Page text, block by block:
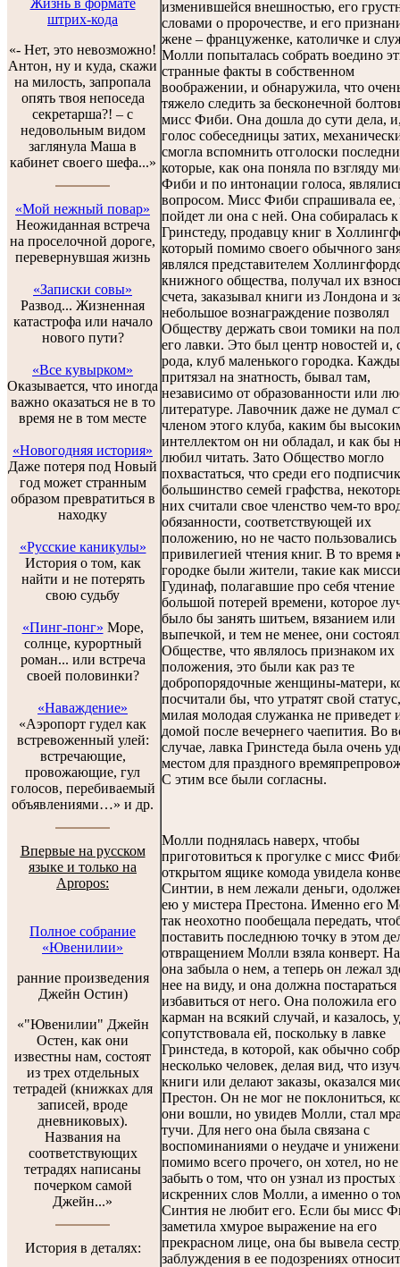
Жизнь в формате
штрих-кода
«- Нет, это невозможно!
Антон, ну и куда, скажи
на милость, запропала
опять твоя непоседа
секретарша?! – с
недовольным видом
заглянула Маша в
кабинет своего шефа...»
«Мой нежный повар»
Неожиданная встреча
на проселочной дороге,
перевернувшая жизнь
«Записки совы»
Развод... Жизненная
катастрофа или начало
нового пути?
«Все кувырком»
Оказывается, что иногда
важно оказаться не в то
время не в том месте
«Новогодняя история»
Даже потеря под Новый
год может странным
образом превратиться в
находку
«Русские каникулы»
История о том, как
найти и не потерять
свою судьбу
«Пинг-понг» Море,
солнце, курортный
роман... или встреча
своей половинки?
«Наваждение»
«Аэропорт гудел как
встревоженный улей:
встречающие,
провожающие, гул
голосов, перебиваемый
объявлениями…» и др.
Впервые на русском
языке и только на
Apropos:
Полное собрание
«Ювенилии»
ранние произведения
Джейн Остин)
«"Ювенилии" Джейн
Остен, как они
известны нам, состоят
из трех отдельных
тетрадей (книжках для
записей, вроде
дневниковых).
Названия на
соответствующих
тетрадях написаны
почерком самой
Джейн...»
История в деталях:
изменившейся внешностью, его
словами о пророчестве, и его
жене – француженке, католичке и
Молли попыталась собрать воедино
странные факты в собственном
воображении, и обнаружила, что
тяжело следить за бесконечной
мисс Фиби. Она дошла до сути дела,
голос собеседницы затих,
смогла вспомнить отголоски
которые, как она поняла по взгляду
Фиби и по интонации голоса,
вопросом. Мисс Фиби спрашивала ее,
пойдет ли она с ней. Она собиралась к
Гринстеду, продавцу книг в
который помимо своего обычного
являлся представителем
книжного общества, получал их
счета, заказывал книги из Лондона и
небольшое вознаграждение позволял
Обществу держать свои томики на
его лавки. Это был центр новостей и,
рода, клуб маленького городка.
притязал на знатность, бывал там,
независимо от образованности или
литературе. Лавочник даже не думал
членом этого клуба, каким бы
интеллектом он ни обладал, и как бы
любил читать. Зато Общество могло
похвастаться, что среди его
большинство семей графства,
них считали свое членство чем-то
обязанности, соответствующей их
положению, но не часто пользовались
привилегией чтения книг. В то время
городке были жители, такие как
Гудинаф, полагавшие про себя чтение
большой потерей времени, которое
было бы занять шитьем, вязанием или
выпечкой, и тем не менее, они
Обществе, что являлось признаком их
положения, это были как раз те
добропорядочные женщины-матери,
посчитали бы, что утратят свой
милая молодая служанка не приведет
домой после вечернего чаепития. Во
случае, лавка Гринстеда была очень
местом для праздного
С этим все были согласны.
Молли поднялась наверх, чтобы
приготовиться к прогулке с мисс
открытом ящике комода увидела
Синтии, в нем лежали деньги,
ею у мистера Престона. Именно его
так неохотно пообещала передать,
поставить последнюю точку в этом
отвращением Молли взяла конверт.
она забыла о нем, а теперь он лежал
нее на виду, и она должна постараться
избавиться от него. Она положила его
карман на всякий случай, и казалось,
сопутствовала ей, поскольку в лавке
Гринстеда, в которой, как обычно
несколько человек, делая вид, что
книги или делают заказы, оказался
Престон. Он не мог не поклониться,
они вошли, но увидев Молли, стал
тучи. Для него она была связана с
воспоминаниями о неудаче и
помимо всего прочего, он хотел, но
забыть о том, что он узнал из простых
искренних слов Молли, а именно о
Синтия не любит его. Если бы мисс
заметила хмурое выражение на его
прекрасном лице, она бы вывела
заблуждения в ее подозрениях